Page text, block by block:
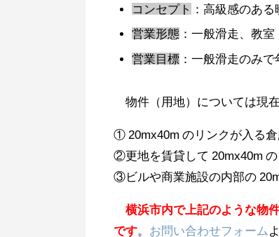
コンセプト ：高級感のあ
営業形態：一般滑走、教室
営業目標：一般滑走のみで
物件（用地）については現
① 20mx40m のリンクが入る
②更地を賃貸して 20mx40m
③ビルや商業施設の内部の
横浜市内で上記のような物
です
お問い合わせフォーム